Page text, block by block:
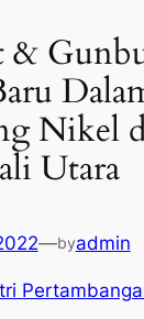
&
Nikel
Utara
—byadmin